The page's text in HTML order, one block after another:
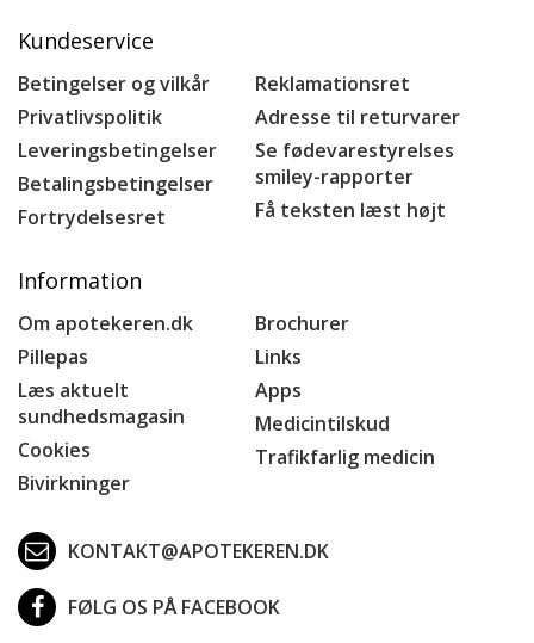
Kundeservice
Betingelser og vilkår
Privatlivspolitik
Leveringsbetingelser
Betalingsbetingelser
Fortrydelsesret
Reklamationsret
Adresse til returvarer
Se fødevarestyrelses
smiley-rapporter
Få teksten læst højt
Information
Om apotekeren.dk
Pillepas
Læs aktuelt
sundhedsmagasin
Cookies
Bivirkninger
Brochurer
Links
Apps
Medicintilskud
Trafikfarlig medicin
KONTAKT@APOTEKEREN.DK
FØLG OS PÅ FACEBOOK